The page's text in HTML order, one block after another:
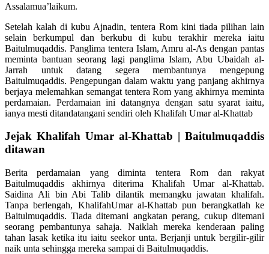
Assalamua’laikum.
Setelah kalah di kubu Ajnadin, tentera Rom kini tiada pilihan lain
selain berkumpul dan berkubu di kubu terakhir mereka iaitu
Baitulmuqaddis. Panglima tentera Islam, Amru al-As dengan pantas
meminta bantuan seorang lagi panglima Islam, Abu Ubaidah al-
Jarrah untuk datang segera membantunya mengepung
Baitulmuqaddis. Pengepungan dalam waktu yang panjang akhirnya
berjaya melemahkan semangat tentera Rom yang akhirnya meminta
perdamaian. Perdamaian ini datangnya dengan satu syarat iaitu,
ianya mesti ditandatangani sendiri oleh Khalifah Umar al-Khattab
Jejak Khalifah Umar al-Khattab | Baitulmuqaddis
ditawan
Berita perdamaian yang diminta tentera Rom dan rakyat
Baitulmuqaddis akhirnya diterima Khalifah Umar al-Khattab.
Saidina Ali bin Abi Talib dilantik memangku jawatan khalifah.
Tanpa berlengah, KhalifahUmar al-Khattab pun berangkatlah ke
Baitulmuqaddis. Tiada ditemani angkatan perang, cukup ditemani
seorang pembantunya sahaja. Naiklah mereka kenderaan paling
tahan lasak ketika itu iaitu seekor unta. Berjanji untuk bergilir-gilir
naik unta sehingga mereka sampai di Baitulmuqaddis.